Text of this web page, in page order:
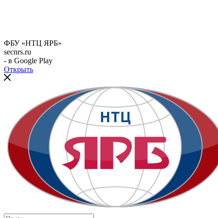
ФБУ «НТЦ ЯРБ»
secnrs.ru
- в Google Play
Открыть